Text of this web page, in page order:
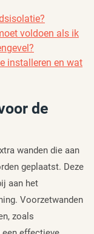
voldoen als ik
installeren en wat
de
wanden die aan
geplaatst. Deze
aan het
Voorzetwanden
zoals